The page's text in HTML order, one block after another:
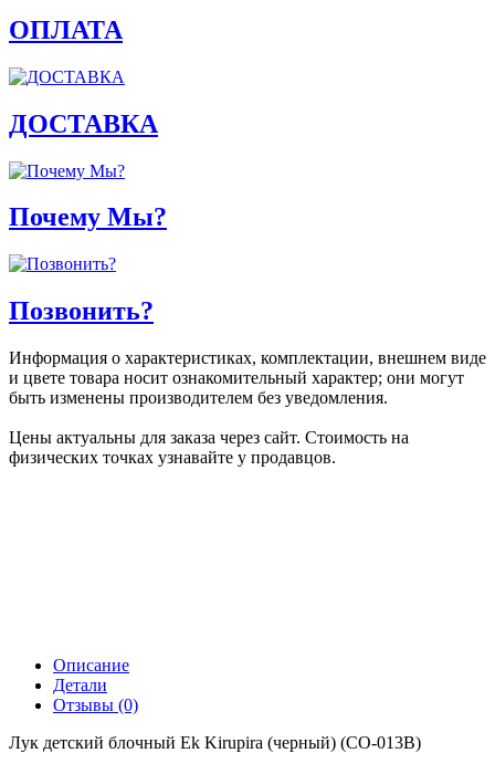
ОПЛАТА
ДОСТАВКА
Почему Мы?
Позвонить?
Информация о характеристиках, комплектации, внешнем виде
и цвете товара носит ознакомительный характер; они могут
быть изменены производителем без уведомления.
Цены актуальны для заказа через сайт. Стоимость на
физических точках узнавайте у продавцов.
Описание
Детали
Отзывы (0)
Лук детский блочный Ek Kirupira (черный) (CO-013B)